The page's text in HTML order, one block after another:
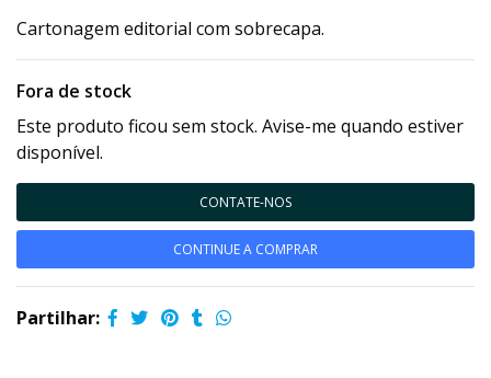
Cartonagem editorial com sobrecapa.
Fora de stock
Este produto ficou sem stock. Avise-me quando estiver
disponível.
CONTATE-NOS
CONTINUE A COMPRAR
Partilhar: